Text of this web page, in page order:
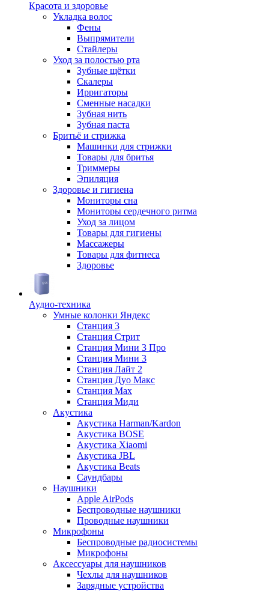
Красота и здоровье
Укладка волос
Фены
Выпрямители
Стайлеры
Уход за полостью рта
Зубные щётки
Скалеры
Ирригаторы
Сменные насадки
Зубная нить
Зубная паста
Бритьё и стрижка
Машинки для стрижки
Товары для бритья
Триммеры
Эпиляция
Здоровье и гигиена
Мониторы сна
Мониторы сердечного ритма
Уход за лицом
Товары для гигиены
Массажеры
Товары для фитнеса
Здоровье
Аудио-техника
Умные колонки Яндекс
Станция 3
Станция Стрит
Станция Мини 3 Про
Станция Мини 3
Станция Лайт 2
Станция Дуо Макс
Станция Max
Станция Миди
Акустика
Акустика Harman/Kardon
Акустика BOSE
Акустика Xiaomi
Акустика JBL
Акустика Beats
Саундбары
Наушники
Apple AirPods
Беспроводные наушники
Проводные наушники
Микрофоны
Беспроводные радиосистемы
Микрофоны
Аксессуары для наушников
Чехлы для наушников
Зарядные устройства